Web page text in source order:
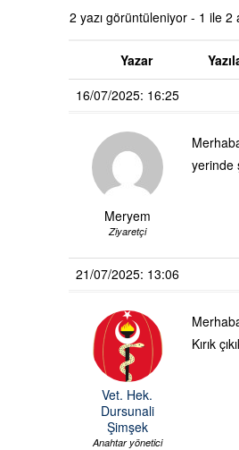
2 yazı görüntüleniyor - 1 ile 2
Yazar
16/07/2025: 16:25
Meryem
Ziyaretçi
yerinde
21/07/2025: 13:06
Vet. Hek.
Dursunali
Şimşek
Anahtar yönetici
Kırık